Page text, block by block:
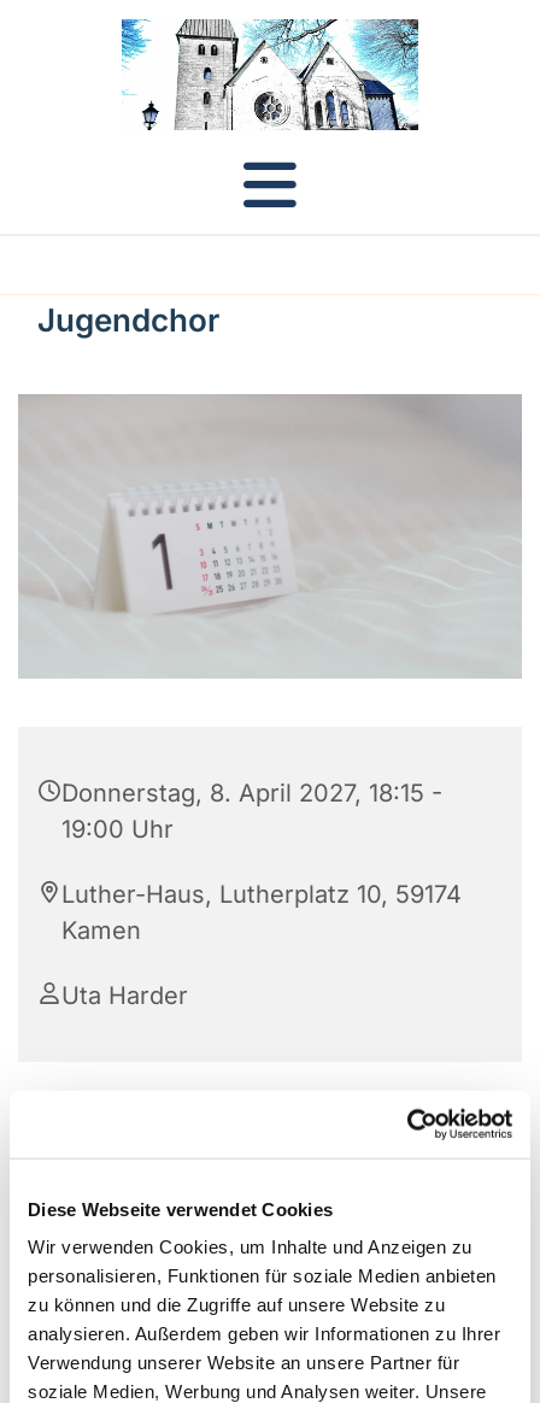
Diese Webseite verwendet Cookies
Wir verwenden Cookies, um Inhalte und Anzeigen zu
personalisieren, Funktionen für soziale Medien anbieten
zu können und die Zugriffe auf unsere Website zu
analysieren. Außerdem geben wir Informationen zu Ihrer
Verwendung unserer Website an unsere Partner für
soziale Medien, Werbung und Analysen weiter. Unsere
Jugendchor
Donnerstag, 8. April 2027, 18:15 -
19:00 Uhr
Luther-Haus, Lutherplatz 10, 59174
Kamen
Uta Harder